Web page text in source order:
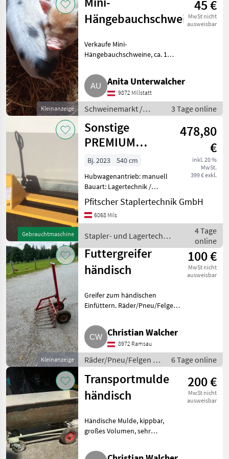
Anbauwerkzeuge
Kleinanzeige
Hängebauchschweine
45 €
MwSt nicht
ausweisbar
Verkaufe Mini-
Hängebauchschweine, ca. 1
Schweinemarkt Schweinemarkt
Anita Unterwalcher
9872 Millstatt
Schweinemarkt /
Schweinemarkt
3 Tage online
Gebrauchtmaschine
Sonstige
PREMIUM
HANDHUBWAGEN
478,80
€
inkl. 20 %
MwSt.
399 € exkl.
Bj. 2023
540 cm
Hubwagenantrieb: manuell
Bauart: Lagertechnik /
Handhubwagen, Tragkraft:
2500kg, Hubhöhe: 200mm,
Bauhöhe: 1245mm,
Bereifung vorne:
Polyurethan Ei
Pfitscher Staplertechnik GmbH
6068 Mils
Stapler- und Lagertechnik
/ Sonstige
4 Tage
online
Kleinanzeige
Futtergreifer
händisch
100 €
MwSt nicht
ausweisbar
Greifer zum händischen
Einfüttern. Räder/Pneu/Felgen
Christian Walcher
8972 Ramsau
Räder/Pneu/Felgen /
Sonstige
Räder/Pneu/Felgen
6 Tage online
Transportmulde
händisch
200 €
MwSt nicht
ausweisbar
Händische Mulde, kippbar,
großes Volumen, sehr
Sonstiges Traktorzubehör